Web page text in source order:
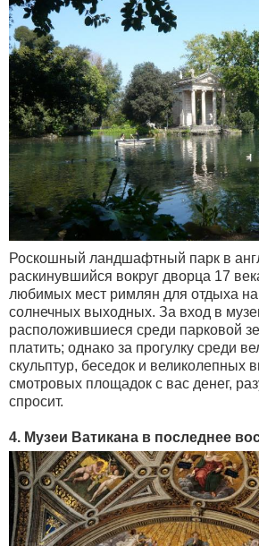
Роскошный ландшафтный парк в
раскинувшийся вокруг дворца 17
любимых мест римлян для отдыха
солнечных выходных. За вход в
расположившиеся среди парковой
платить; однако за прогулку среди
скульптур, беседок и великолепных
смотровых площадок с вас денег,
спросит.
4. Музеи Ватикана в последнее